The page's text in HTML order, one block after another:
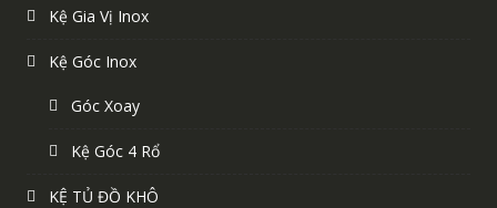
Kệ Gia Vị Inox
Kệ Góc Inox
Góc Xoay
Kệ Góc 4 Rổ
KỆ TỦ ĐỒ KHÔ